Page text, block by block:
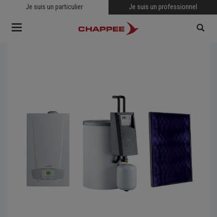
Je suis un particulier Je suis un professionnel
Toggle